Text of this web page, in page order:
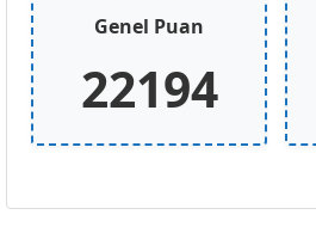
Genel Puan
22194